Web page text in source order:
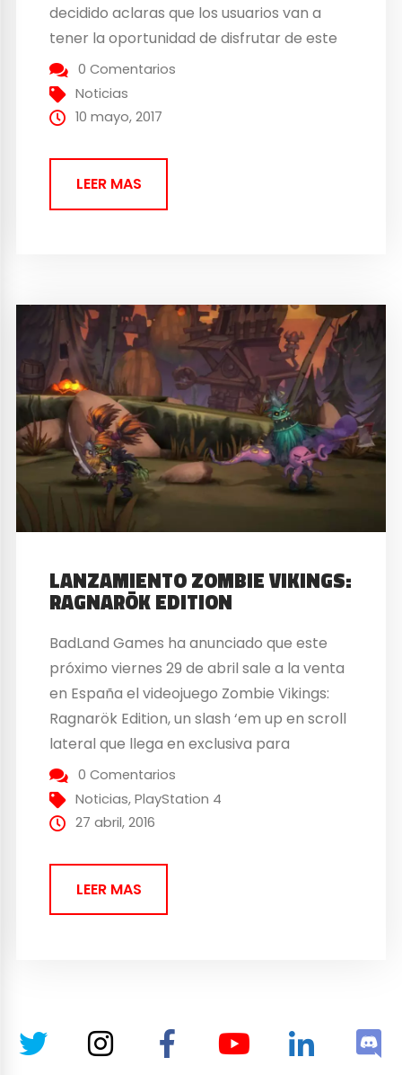
decidido aclaras que los usuarios van a
tener la oportunidad de disfrutar de este
juego de automóviles y conducción sin la
necesidad de estar conectados a Internet
como ha estado ocurriendo en...
0 Comentarios
Noticias
10 mayo, 2017
LEER MAS
LANZAMIENTO ZOMBIE VIKINGS:
RAGNARÖK EDITION
BadLand Games ha anunciado que este
próximo viernes 29 de abril sale a la venta
en España el videojuego Zombie Vikings:
Ragnarök Edition, un slash ‘em up en scroll
lateral que llega en exclusiva para
PlayStation 4. En este juego el jugador se
va a embarcar en una aventura divertida
protagonizada por una patrulla de...
0 Comentarios
Noticias,PlayStation 4
27 abril, 2016
LEER MAS